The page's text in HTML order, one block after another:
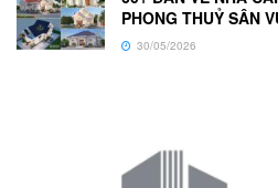
PHONG THUỶ SÂN
30/05/2026